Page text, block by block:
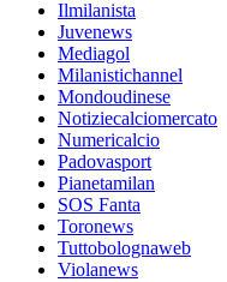
Ilmilanista
Juvenews
Mediagol
Milanistichannel
Mondoudinese
Notiziecalciomercato
Numericalcio
Padovasport
Pianetamilan
SOS Fanta
Toronews
Tuttobolognaweb
Violanews